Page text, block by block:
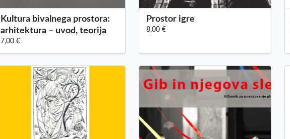
Kultura bivalnega prostora:
arhitektura – uvod, teorija
7,00 €
Prostor igre
8,00 €